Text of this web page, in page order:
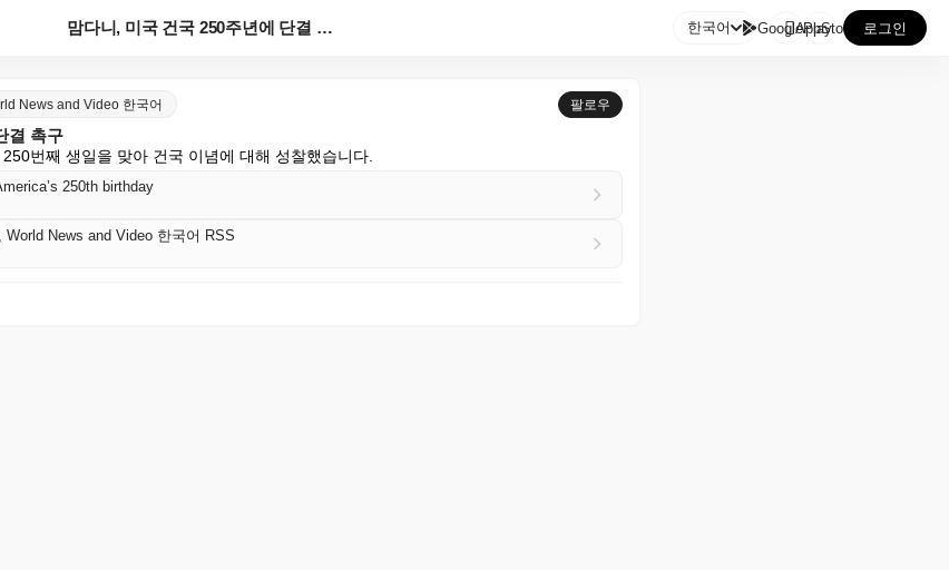
맘다니, 미국 건국 250주년에 단결 촉구 한국어 GooglePlay
AppStore 로그인
News and Video 한국어 팔로우
결 촉구
번째 생일을 맞아 건국 이념에 대해 성찰했습니다.
250th birthday
News and Video 한국어 RSS